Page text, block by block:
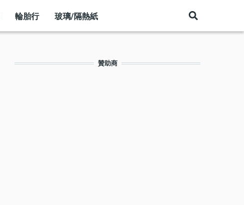
輪胎行 玻璃/隔熱紙
贊助商